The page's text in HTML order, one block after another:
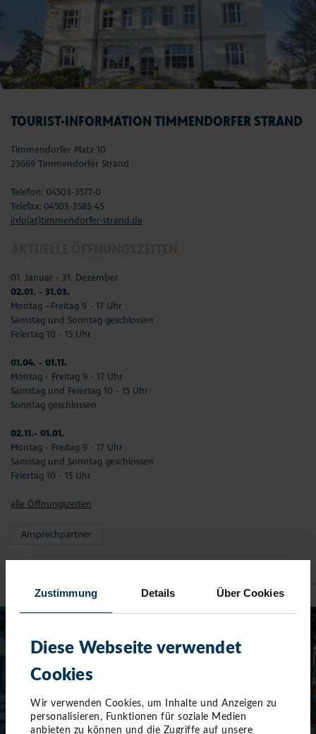
Zustimmung Details Über Cookies
Diese Webseite verwendet
Cookies
Wir verwenden Cookies, um Inhalte und Anzeigen zu
personalisieren, Funktionen für soziale Medien
anbieten zu können und die Zugriffe auf unsere
TOURIST-INFORMATION TIMMENDORFER STRAND
Timmendorfer Platz 10
23669 Timmendorfer Strand
Telefon: 04503-3577-0
Telefax: 04503-3585-45
info(at)timmendorfer-strand.de
01. Januar - 31. Dezember
02.01. - 31.03.
Montag –Freitag 9 - 17 Uhr
Samstag und Sonntag geschlossen
Feiertag 10 - 15 Uhr
01.04. - 01.11.
Montag - Freitag 9 - 17 Uhr
Samstag und Feiertag 10 - 15 Uhr
Sonntag geschlossen
02.11.- 01.01.
Montag - Freitag 9 - 17 Uhr
Samstag und Sonntag geschlossen
Feiertag 10 - 15 Uhr
alle Öffnungszeiten
Ansprechpartner